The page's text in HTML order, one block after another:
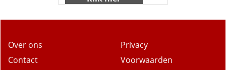
Over ons
Contact
Privacy
Voorwaarden